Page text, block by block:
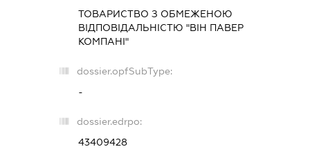
ТОВАРИСТВО З ОБМЕЖЕНОЮ
ВІДПОВІДАЛЬНІСТЮ "ВІН ПАВЕР
КОМПАНІ"
dossier.opfSubType:
-
dossier.edrpo:
43409428